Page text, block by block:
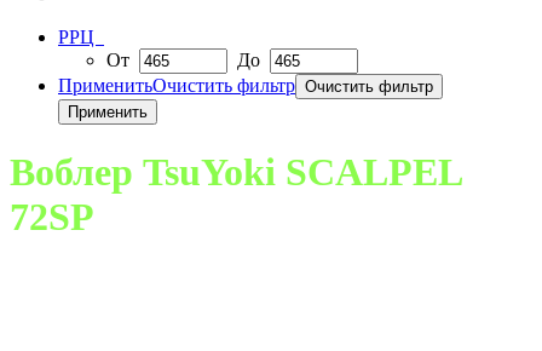
РРЦ
От
До
ПрименитьОчистить фильтр
Воблер TsuYoki SCALPEL
72SP